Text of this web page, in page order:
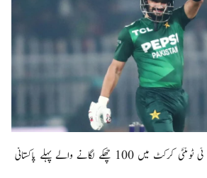
صاحبزادہ فرحان ایک سال میں ٹی ٹوئنٹی کرکٹ میں 100 چھکے لگانے والے پہلے پاکستانی